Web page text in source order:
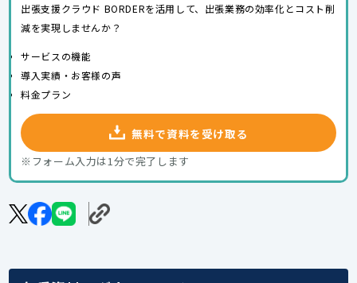
出張支援クラウド BORDERを活用して、出張業務の効率化とコスト削
減を実現しませんか？
サービスの機能
導入実績・お客様の声
料金プラン
無料で資料を受け取る
※フォーム入力は1分で完了します